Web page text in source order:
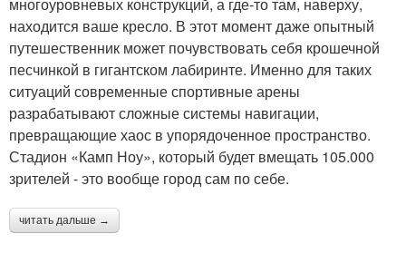
находится ваше кресло. В этот момент даже опытный
путешественник может почувствовать себя крошечной
песчинкой в гигантском лабиринте. Именно для таких
ситуаций современные спортивные арены
разрабатывают сложные системы навигации,
превращающие хаос в упорядоченное пространство.
Стадион «Камп Ноу», который будет вмещать 105.000
зрителей - это вообще город сам по себе.
читать дальше →